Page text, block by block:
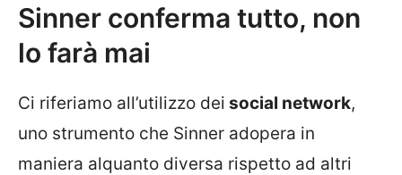
Sinner conferma tutto, non
lo farà mai
Ci riferiamo all’utilizzo dei social network,
uno strumento che Sinner adopera in
maniera alquanto diversa rispetto ad altri